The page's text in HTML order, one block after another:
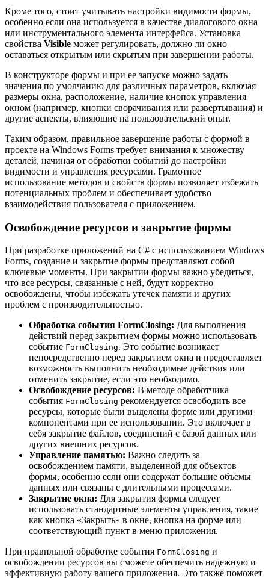
Кроме того, стоит учитывать настройки видимости формы,
особенно если она используется в качестве диалогового окна
или инструментального элемента интерфейса. Установка
свойства Visible может регулировать, должно ли окно
оставаться открытым или скрытым при завершении работы.
В конструкторе формы и при ее запуске можно задать
значения по умолчанию для различных параметров, включая
размеры окна, расположение, наличие кнопок управления
окном (например, кнопки сворачивания или развертывания) и
другие аспекты, влияющие на пользовательский опыт.
Таким образом, правильное завершение работы с формой в
проекте на Windows Forms требует внимания к множеству
деталей, начиная от обработки событий до настройки
видимости и управления ресурсами. Грамотное
использование методов и свойств формы позволяет избежать
потенциальных проблем и обеспечивает удобство
взаимодействия пользователя с приложением.
Освобождение ресурсов и закрытие формы
При разработке приложений на C# с использованием Windows
Forms, создание и закрытие формы представляют собой
ключевые моменты. При закрытии формы важно убедиться,
что все ресурсы, связанные с ней, будут корректно
освобождены, чтобы избежать утечек памяти и других
проблем с производительностью.
Обработка события FormClosing: Для выполнения
действий перед закрытием формы можно использовать
событие FormClosing. Это событие возникает
непосредственно перед закрытием окна и предоставляет
возможность выполнить необходимые действия или
отменить закрытие, если это необходимо.
Освобождение ресурсов: В методе обработчика
события FormClosing рекомендуется освободить все
ресурсы, которые были выделены форме или другими
компонентами при ее использовании. Это включает в
себя закрытие файлов, соединений с базой данных или
других внешних ресурсов.
Управление памятью: Важно следить за
освобождением памяти, выделенной для объектов
формы, особенно если они содержат большие объемы
данных или связаны с длительными процессами.
Закрытие окна: Для закрытия формы следует
использовать стандартные элементы управления, такие
как кнопка «Закрыть» в окне, кнопка на форме или
соответствующий пункт в меню приложения.
При правильной обработке события FormClosing и
освобождении ресурсов вы сможете обеспечить надежную и
эффективную работу вашего приложения. Это также поможет